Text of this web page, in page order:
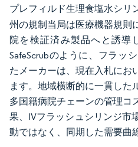
プレフィルド生理食塩水シリ
州の規制当局は医療機器規則
院を検証済み製品へと誘導
SafeScrubのように、フラッ
たメーカーは、現在入札にお
ます。地域横断的に一貫した
多国籍病院チェーンの管理コ
果、IVフラッシュシリンジ市
動ではなく、同期した需要曲